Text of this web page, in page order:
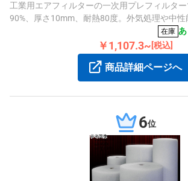
工業用エアフィルターの一次用プレフィルタ
90%、厚さ10mm、耐熱80度。外気処理や中
在庫 あ
￥1,107.3~ [税込]
商品詳細ページへ
6位